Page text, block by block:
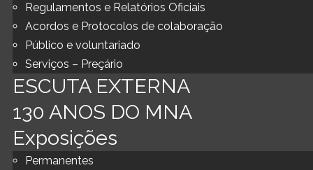
Regulamentos e Relatórios Oficiais
Acordos e Protocolos de colaboração
Público e voluntariado
Serviços – Preçário
ESCUTA EXTERNA
130 ANOS DO MNA
Exposições
Permanentes